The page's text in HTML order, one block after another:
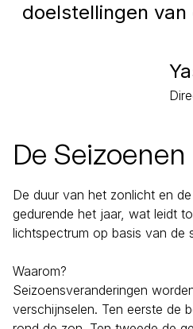
doelstellingen van
De Seizoenen
De duur van het zonlicht en
gedurende het jaar, wat leidt
lichtspectrum op basis van de
Waarom?
Seizoensveranderingen
verschijnselen. Ten eerste de